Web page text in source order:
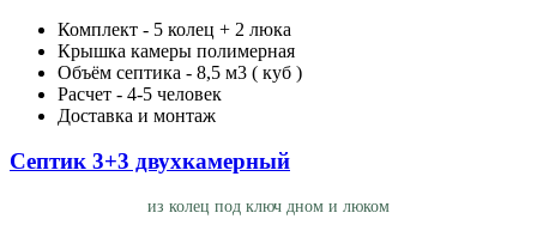
Комплект - 5 колец + 2 люка
Крышка камеры полимерная
Объём септика - 8,5 м3 ( куб )
Расчет - 4-5 человек
Доставка и монтаж
Септик 3+3 двухкамерный
из колец под ключ дном и люком